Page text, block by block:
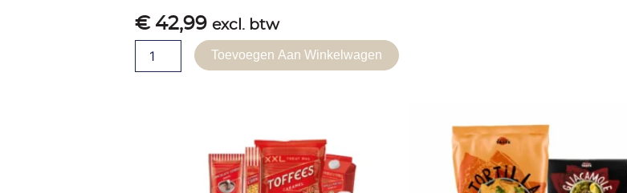
€42,99 excl. btw
Kerstpakket
Toevoegen Aan Winkelwagen
Gerelateerde producten